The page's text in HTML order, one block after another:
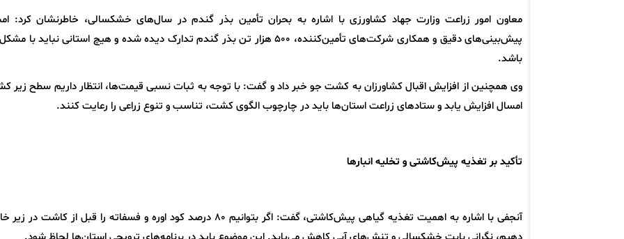
معاون امور زراعت وزارت جهاد کشاورزی با اشاره به بحران تأمین بذر گندم در سال‌های خشکسالی، خاطرنشان کرد:
پیش‌بینی‌های دقیق و همکاری شرکت‌های تأمین‌کننده، ۵۰۰ هزار تن بذر گندم تدارک دیده شده و هیچ استانی نباید
باشد.
وی همچنین از افزایش اقبال کشاورزان به کشت جو خبر داد و گفت: با توجه به ثبات نسبی قیمت‌ها، انتظار داریم سطح زیر
امسال افزایش یابد و ستادهای زراعت استان‌ها باید در چارچوب الگوی کشت، تناسب و تنوع زراعی را رعایت کنند.
تأکید بر تغذیه پیش‌کاشتی و تخلیه انبارها
آنجفی با اشاره به اهمیت تغذیه گیاهی پیش‌کاشتی، گفت: اگر بتوانیم ۸۰ درصد کود اوره و فسفاته را قبل از کاشت